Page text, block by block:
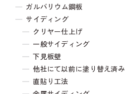
ガルバリウム鋼板
サイディング
クリヤー仕上げ
一般サイディング
下見板壁
他社にて以前に塗り替え済み
直貼り工法